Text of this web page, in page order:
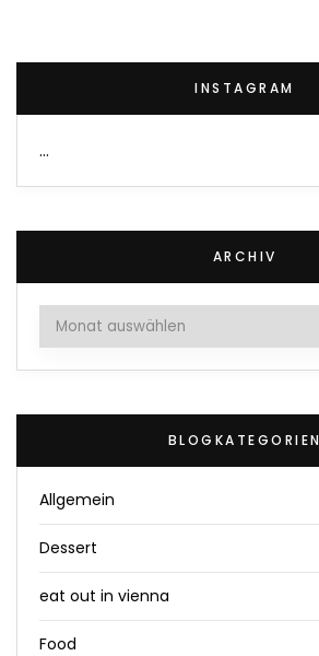
INSTAGRAM
…
ARCHIV
Archiv
BLOGKATEGORIEN
Allgemein
Dessert
eat out in vienna
Food